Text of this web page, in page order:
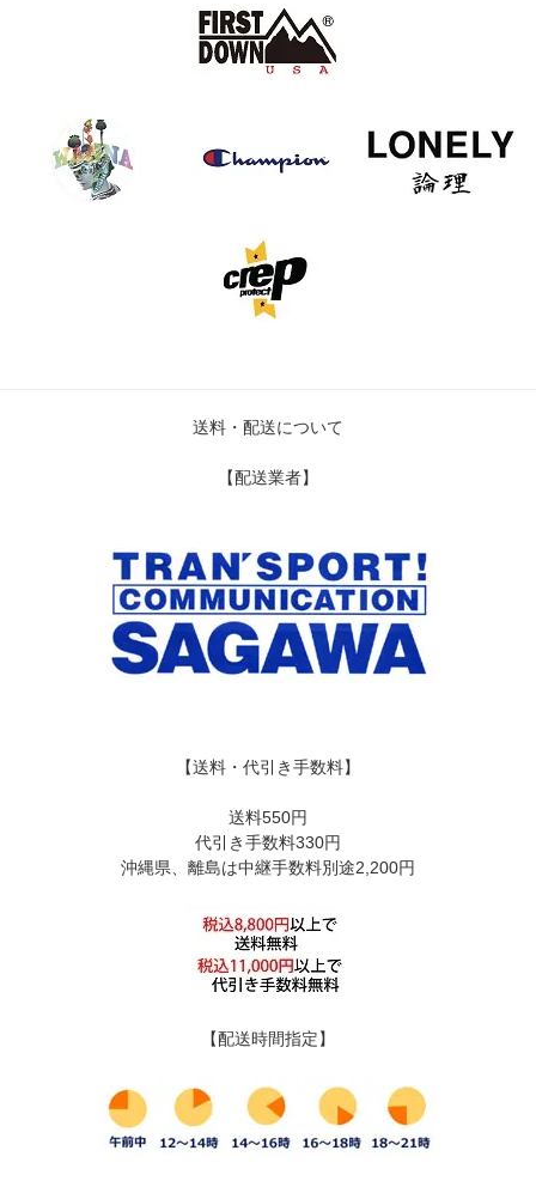
送料・配送について
【配送業者】
【送料・代引き手数料】
送料550円
代引き手数料330円
沖縄県、離島は中継手数料別途2,200円
【配送時間指定】